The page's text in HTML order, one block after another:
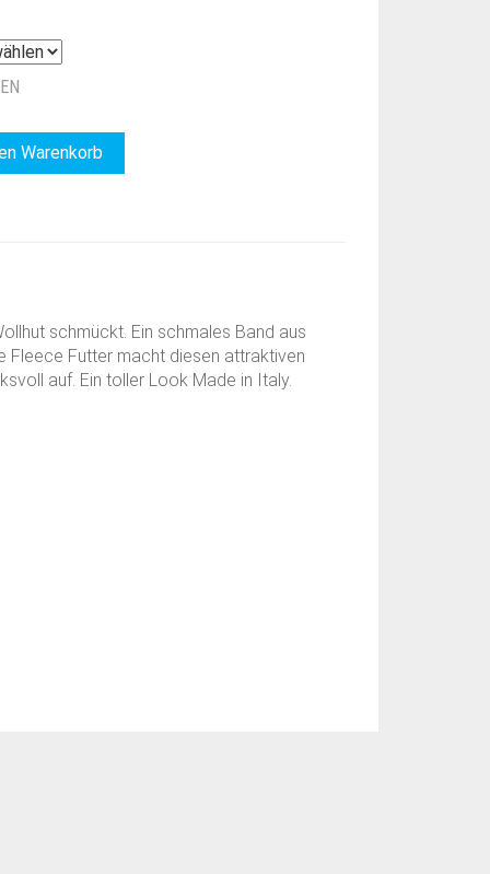
Warenkorb
schmückt. Ein schmales Band aus
Fleece Futter macht diesen attraktiven
auf. Ein toller Look Made in Italy.